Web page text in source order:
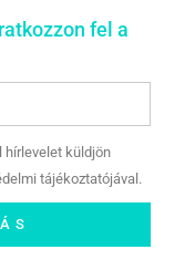
fel a
hírlevelet küldjön
tájékoztatójával.